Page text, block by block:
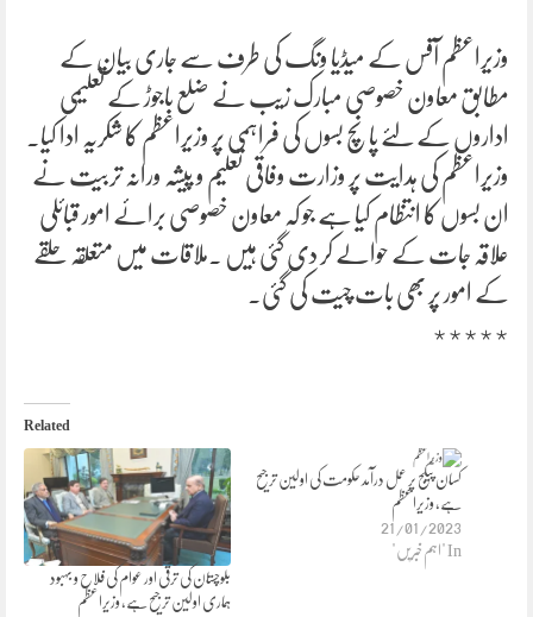
وزیراعظم آفس کے میڈیا ونگ کی طرف سے جاری بیان کے
مطابق معاون خصوصی مبارک زیب نے ضلع باجوڑ کے تعلیمی
اداروں کے لئے پانچ بسوں کی فراہمی پر وزیراعظم کا شکریہ ادا کیا۔
وزیراعظم کی ہدایت پر وزارت وفاقی تعلیم و پیشہ ورانہ تربیت نے
ان بسوں کا انتظام کیا ہے جو کہ معاون خصوصی برائے امور قبائلی
علاقہ جات کے حوالے کر دی گئی ہیں ۔ملاقات میں متعلقہ حلقے
کے امور پر بھی بات چیت کی گئی۔
٭٭٭٭٭
Related
بلوچستان کی ترقی اور عوام کی فلاح و بہبود
ہماری اولین ترجیح ہے، وزیراعظم
کسان پیکج پر عمل درآمد حکومت کی اولین ترجیح
ہے، وزیراعظم
21/01/2023
In "اہم خبریں"